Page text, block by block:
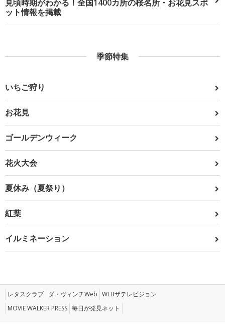
見頃時期がわかる！全国1400カ所の桜名所・お花見スポ
ット情報を掲載
季節特集
いちご狩り
お花見
ゴールデンウィーク
花火大会
夏休み（夏祭り）
紅葉
イルミネーション
レタスクラブ ダ・ヴィンチWeb WEBザテレビジョン
MOVIE WALKER PRESS 毎日が発見ネット